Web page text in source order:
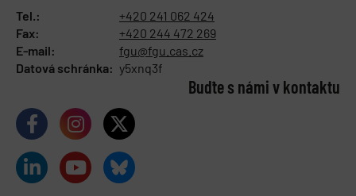
Tel.:
+420 241 062 424
Fax:
+420 244 472 269
E-mail:
fgu@fgu.cas.cz
Datová schránka: y5xnq3f
Buďte s námi v kontaktu